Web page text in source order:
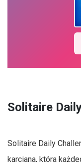
Solitaire
Solitaire Daily
karciana, która